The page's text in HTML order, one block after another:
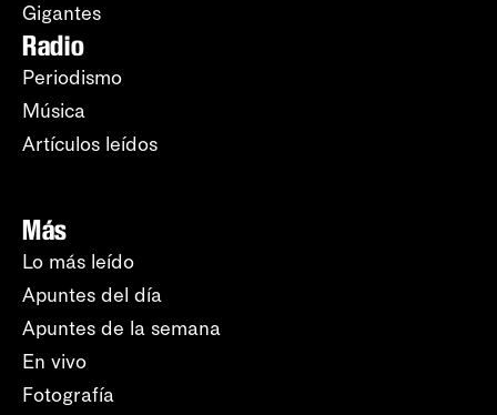
Gigantes
Radio
Periodismo
Música
Artículos leídos
Más
Lo más leído
Apuntes del día
Apuntes de la semana
En vivo
Fotografía